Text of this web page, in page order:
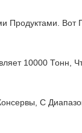
Продуктами.
10000
С